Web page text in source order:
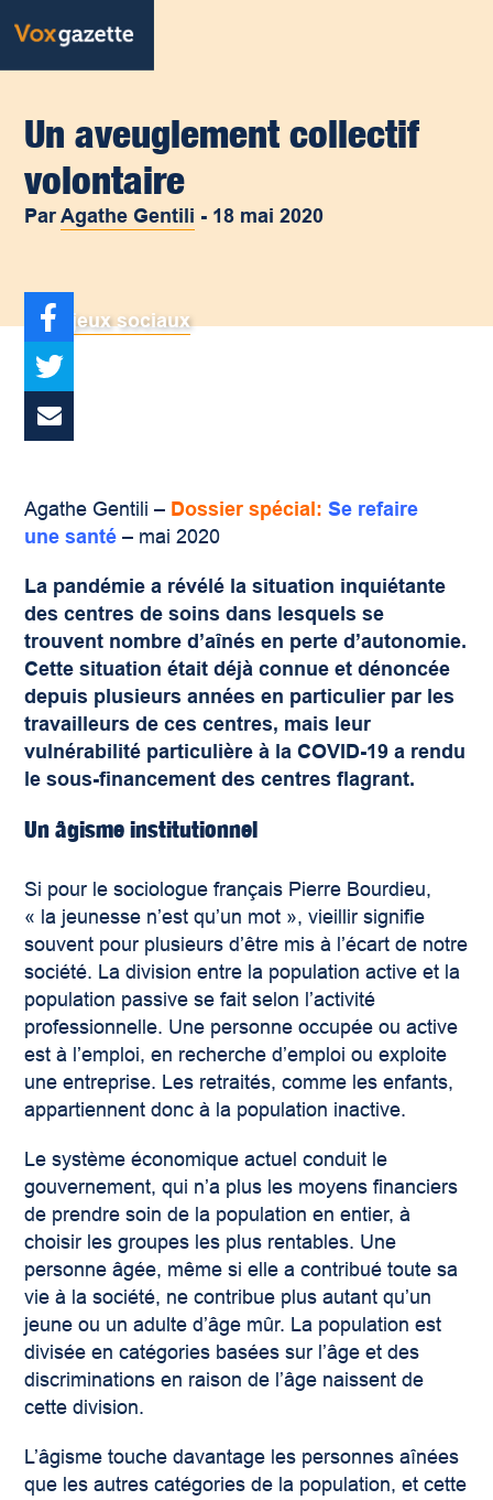
Un aveuglement collectif
volontaire
ParAgathe Gentili - 18 mai 2020
Enjeux sociaux
Agathe Gentili – Dossier spécial:Se refaire
une santé – mai 2020
La pandémie a révélé la situation inquiétante
des centres de soins dans lesquels se
trouvent nombre d’aînés en perte d’autonomie.
Cette situation était déjà connue et dénoncée
depuis plusieurs années en particulier par les
travailleurs de ces centres, mais leur
vulnérabilité particulière à la COVID-19 a rendu
le sous-financement des centres flagrant.
Un âgisme institutionnel
Si pour le sociologue français Pierre Bourdieu,
« la jeunesse n’est qu’un mot », vieillir signifie
souvent pour plusieurs d’être mis à l’écart de notre
société. La division entre la population active et la
population passive se fait selon l’activité
professionnelle. Une personne occupée ou active
est à l’emploi, en recherche d’emploi ou exploite
une entreprise. Les retraités, comme les enfants,
appartiennent donc à la population inactive.
Le système économique actuel conduit le
gouvernement, qui n’a plus les moyens financiers
de prendre soin de la population en entier, à
choisir les groupes les plus rentables. Une
personne âgée, même si elle a contribué toute sa
vie à la société, ne contribue plus autant qu’un
jeune ou un adulte d’âge mûr. La population est
divisée en catégories basées sur l’âge et des
discriminations en raison de l’âge naissent de
cette division.
L’âgisme touche davantage les personnes aînées
que les autres catégories de la population, et cette